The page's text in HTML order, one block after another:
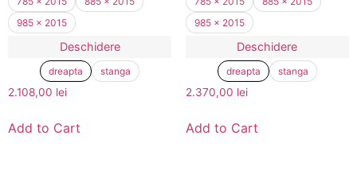
985 x 2015
Deschidere
dreapta stanga
2.108,00 lei
Add to Cart
985 x 2015
Deschidere
dreapta stanga
2.370,00 lei
Add to Cart